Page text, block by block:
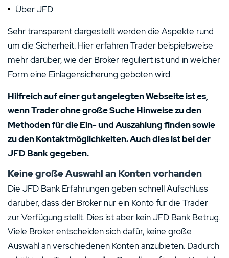
Über JFD
Sehr transparent dargestellt werden die Aspekte rund
um die Sicherheit. Hier erfahren Trader beispielsweise
mehr darüber, wie der Broker reguliert ist und in welcher
Form eine Einlagensicherung geboten wird.
Hilfreich auf einer gut angelegten Webseite ist es,
wenn Trader ohne große Suche Hinweise zu den
Methoden für die Ein- und Auszahlung finden sowie
zu den Kontaktmöglichkeiten. Auch dies ist bei der
JFD Bank gegeben.
Keine große Auswahl an Konten vorhanden
Die JFD Bank Erfahrungen geben schnell Aufschluss
darüber, dass der Broker nur ein Konto für die Trader
zur Verfügung stellt. Dies ist aber kein JFD Bank Betrug.
Viele Broker entscheiden sich dafür, keine große
Auswahl an verschiedenen Konten anzubieten. Dadurch